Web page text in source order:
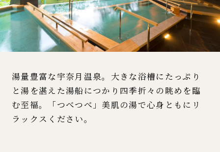
湯量豊富な宇奈月温泉。大きな浴槽にたっぷり
と湯を湛えた湯船につかり四季折々の眺めを臨
む至福。「つべつべ」美肌の湯で心身ともにリ
ラックスください。